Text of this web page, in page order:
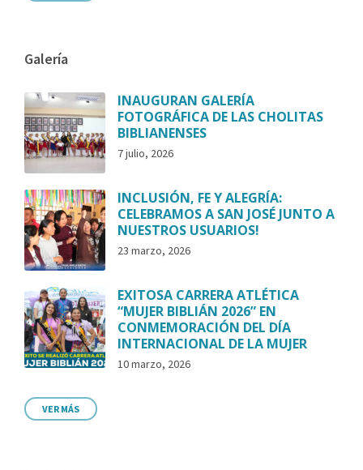
Galería
INAUGURAN GALERÍA
FOTOGRÁFICA DE LAS CHOLITAS
BIBLIANENSES
7 julio, 2026
INCLUSIÓN, FE Y ALEGRÍA:
CELEBRAMOS A SAN JOSÉ JUNTO A
NUESTROS USUARIOS!
23 marzo, 2026
EXITOSA CARRERA ATLÉTICA
“MUJER BIBLIÁN 2026” EN
CONMEMORACIÓN DEL DÍA
INTERNACIONAL DE LA MUJER
10 marzo, 2026
VER MÁS